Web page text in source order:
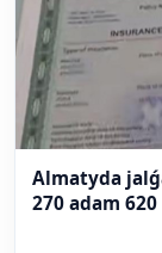
Almatyda
270 adam